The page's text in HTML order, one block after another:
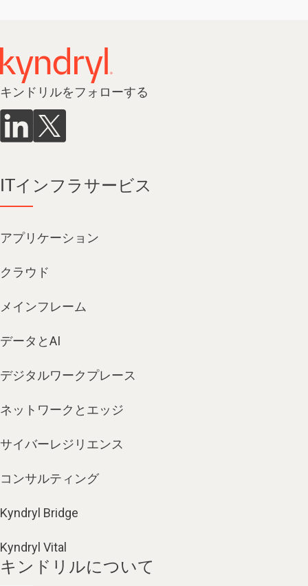
キンドリルをフォローする
ITインフラサービス
アプリケーション
クラウド
メインフレーム
データとAI
デジタルワークプレース
ネットワークとエッジ
サイバーレジリエンス
コンサルティング
Kyndryl Bridge
Kyndryl Vital
キンドリルについて